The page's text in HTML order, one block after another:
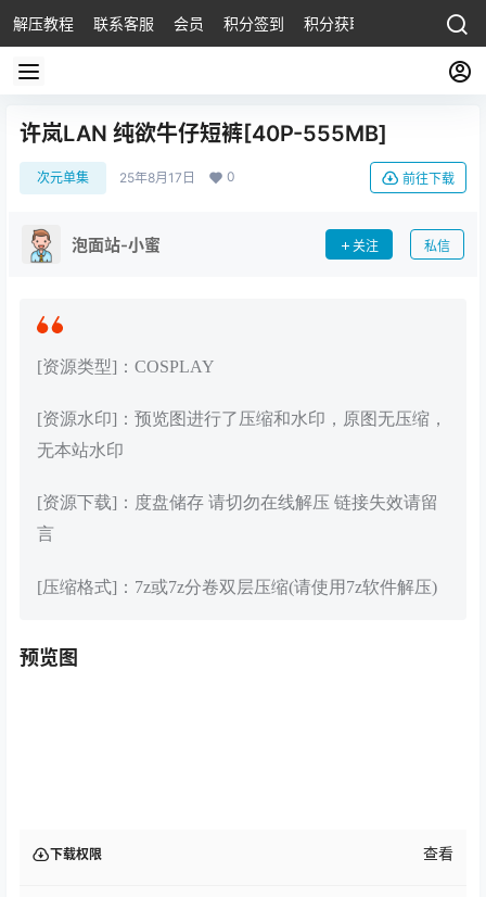
解压教程 联系客服 会员 积分签到 积分获取
许岚LAN 纯欲牛仔短裤[40P-555MB]
次元单集 25年8月17日 0 前往下载
泡面站-小蜜 关注 私信
[资源类型]：COSPLAY
[资源水印]：预览图进行了压缩和水印，原图无压缩，
无本站水印
[资源下载]：度盘储存 请切勿在线解压 链接失效请留
言
[压缩格式]：7z或7z分卷双层压缩(请使用7z软件解压)
预览图
下载权限 查看